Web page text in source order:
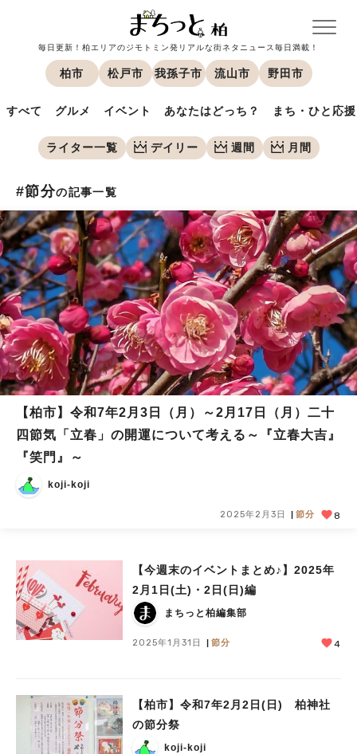
毎日更新！柏エリアのジモトミン発リアルな街ネタニュース毎日満載！
柏市 松戸市 我孫子市 流山市 野田市
すべて グルメ イベント あなたはどっち？ まち・ひと応援
ライター一覧 デイリー 週間 月間
#節分の記事一覧
【柏市】令和7年2月3日（月）～2月17日（月）二十
四節気「立春」の開運について考える～『立春大吉』
『笑門』～
koji-koji
2025年2月3日 節分 8
【今週末のイベントまとめ♪】2025年
2月1日(土)・2日(日)編
まちっと柏編集部
2025年1月31日 節分 4
【柏市】令和7年2月2日(日) 柏神社
の節分祭
koji-koji